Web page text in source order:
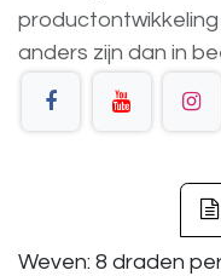
productontwikkeling
anders zijn dan in
Weven: 8 draden